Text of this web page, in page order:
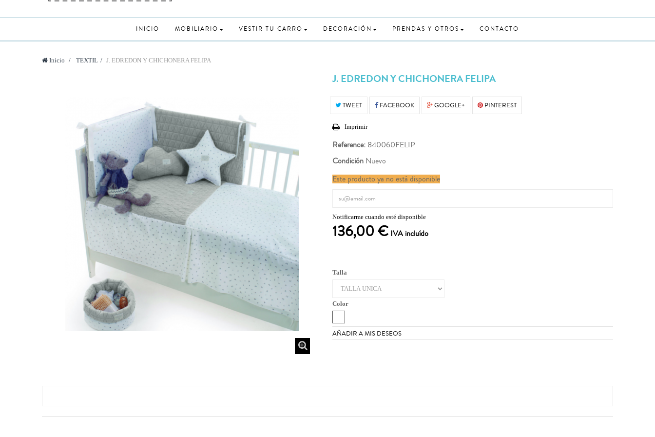
INICIO MOBILIARIO VESTIR TU CARRO DECORACIÓN PRENDAS Y OTROS CONTACTO
Inicio > TEXTIL > J. EDREDON Y CHICHONERA FELIPA
J. EDREDON Y CHICHONERA FELIPA
TWEET FACEBOOK GOOGLE+ PINTEREST
Imprimir
Reference: 840060FELIP
Condición Nuevo
Este producto ya no está disponible
Notificarme cuando esté disponible
136,00 € IVA incluído
Talla
Color
AÑADIR A MIS DESEOS